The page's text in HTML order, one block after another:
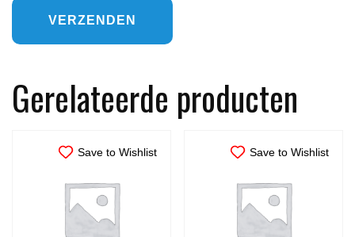
Gerelateerde producten
Save to Wishlist Save to Wishlist